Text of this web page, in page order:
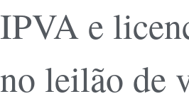
IPVA e
no leilão de